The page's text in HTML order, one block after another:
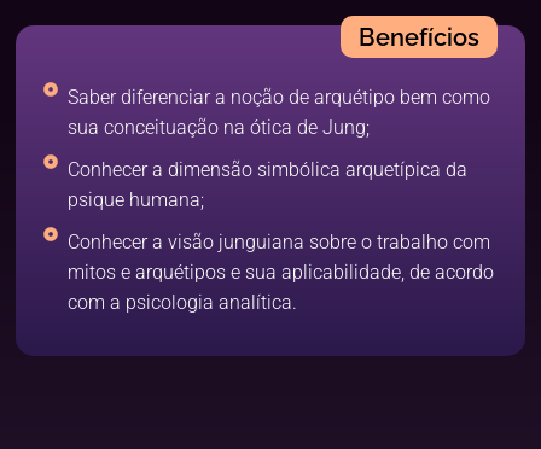
Benefícios
Saber diferenciar a noção de arquétipo bem como
sua conceituação na ótica de Jung;
Conhecer a dimensão simbólica arquetípica da
psique humana;
Conhecer a visão junguiana sobre o trabalho com
mitos e arquétipos e sua aplicabilidade, de acordo
com a psicologia analítica.